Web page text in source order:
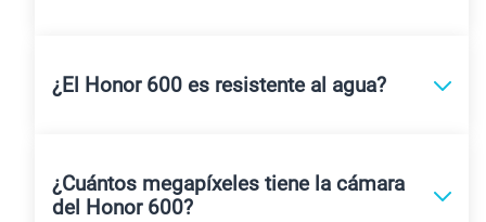
¿El Honor 600 es resistente al agua?
¿Cuántos megapíxeles tiene la cámara
del Honor 600?